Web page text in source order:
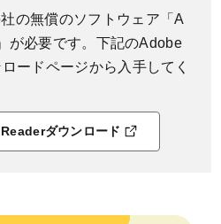
の無償のソフトウェア「A
が必要です。下記のAdobe
ードページから入手してく
ダウンロード